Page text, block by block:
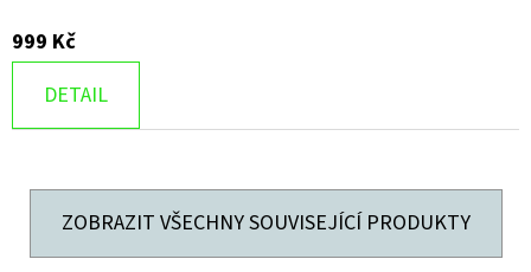
999 Kč
DETAIL
ZOBRAZIT VŠECHNY SOUVISEJÍCÍ PRODUKTY